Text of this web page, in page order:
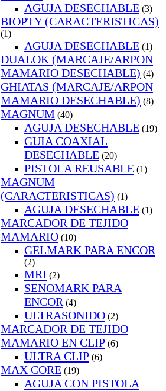
AGUJA DESECHABLE (3)
BIOPTY (CARACTERISTICAS)
(1)
AGUJA DESECHABLE (1)
DUALOK (MARCAJE/ARPON
MAMARIO DESECHABLE) (4)
GHIATAS (MARCAJE/ARPON
MAMARIO DESECHABLE) (8)
MAGNUM (40)
AGUJA DESECHABLE (19)
GUIA COAXIAL
DESECHABLE (20)
PISTOLA REUSABLE (1)
MAGNUM
(CARACTERISTICAS) (1)
AGUJA DESECHABLE (1)
MARCADOR DE TEJIDO
MAMARIO (10)
GELMARK PARA ENCOR
(2)
MRI (2)
SENOMARK PARA
ENCOR (4)
ULTRASONIDO (2)
MARCADOR DE TEJIDO
MAMARIO EN CLIP (6)
ULTRA CLIP (6)
MAX CORE (19)
AGUJA CON PISTOLA